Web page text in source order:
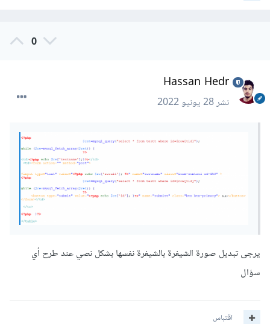
0
Hassan Hedr
نشر28 يونيو 2022
يرجى تبديل صورة الشيفرة بالشيفرة نفسها بشكل نصي عند طرح أي
سؤال
اقتباس